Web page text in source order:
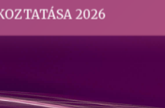
2026